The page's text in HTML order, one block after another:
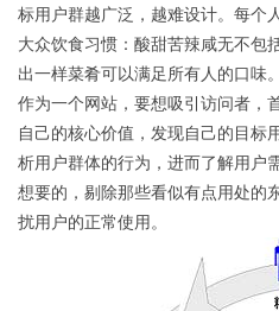
标用户群越广泛，越难设计。每个
大众饮食习惯：酸甜苦辣咸无不包
出一样菜肴可以满足所有人的口味。
作为一个网站，要想吸引访问者，
自己的核心价值，发现自己的目标
析用户群体的行为，进而了解用户
想要的，剔除那些看似有点用处的
扰用户的正常使用。